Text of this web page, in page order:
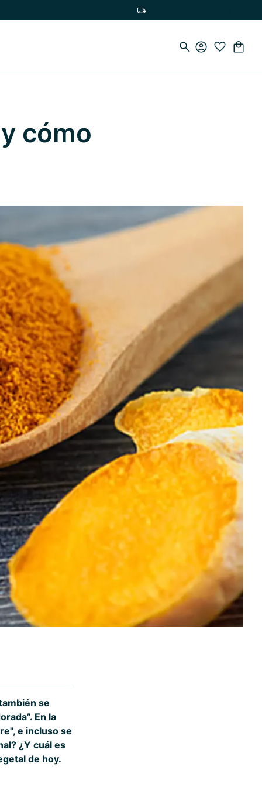
cómo
se
En la
e incluso se
¿Y cuál es
de hoy.